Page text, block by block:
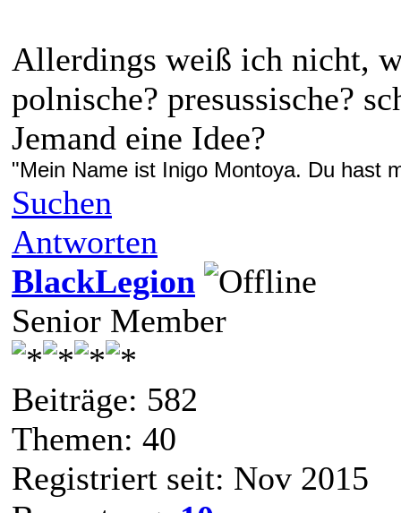
Allerdings weiß ich nicht,
polnische? presussische?
Jemand eine Idee?
"Mein Name ist Inigo Montoya. Du hast
Suchen
Antworten
BlackLegion
Senior Member
Beiträge: 582
Themen: 40
Registriert seit: Nov 2015